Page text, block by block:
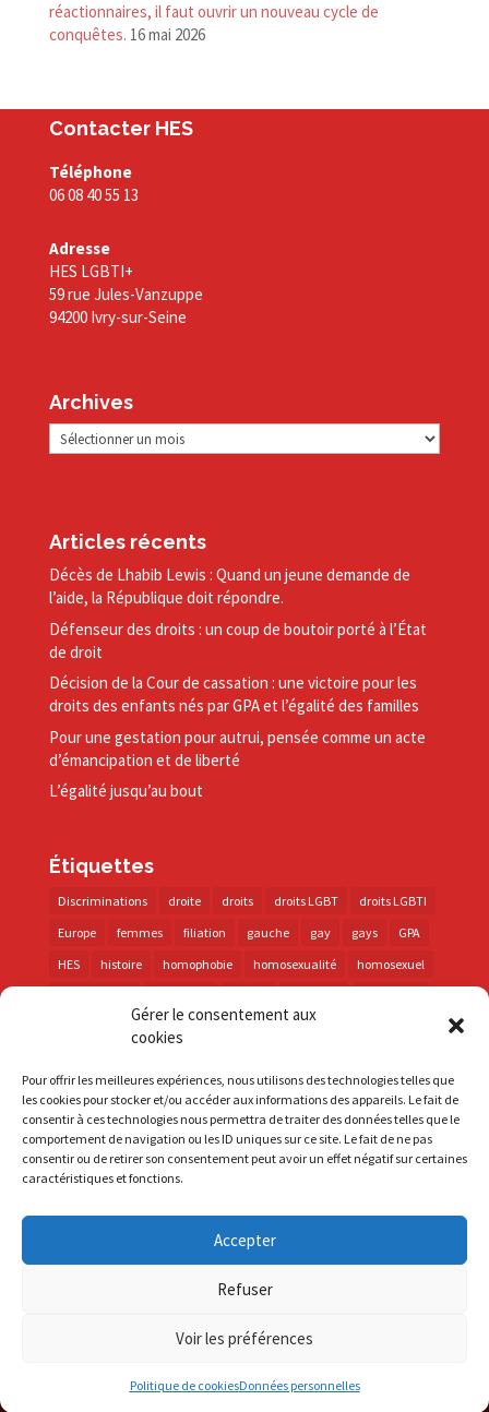
Gérer le consentement aux
cookies
Pour offrir les meilleures expériences, nous utilisons des technologies telles que
les cookies pour stocker et/ou accéder aux informations des appareils. Le fait de
consentir à ces technologies nous permettra de traiter des données telles que le
comportement de navigation ou les ID uniques sur ce site. Le fait de ne pas
consentir ou de retirer son consentement peut avoir un effet négatif sur certaines
caractéristiques et fonctions.
Accepter
Refuser
Voir les préférences
Politique de cookiesDonnées personnelles
réactionnaires, il faut ouvrir un nouveau cycle de
conquêtes. 16 mai 2026
Contacter HES
Téléphone
06 08 40 55 13
Adresse
HES LGBTI+
59 rue Jules-Vanzuppe
94200 Ivry-sur-Seine
Archives
Archives
Articles récents
Décès de Lhabib Lewis : Quand un jeune demande de
l’aide, la République doit répondre.
Défenseur des droits : un coup de boutoir porté à l’État
de droit
Décision de la Cour de cassation : une victoire pour les
droits des enfants nés par GPA et l’égalité des familles
Pour une gestation pour autrui, pensée comme un acte
d’émancipation et de liberté
L’égalité jusqu’au bout
Étiquettes
Discriminations droite droits droits LGBT
droits LGBTI
Europe
femmes filiation gauche gay gays
GPA
HES
histoire homophobie homosexualité
homosexuel
lutte contre les discriminations
PMA police
prévention
santé
sida trans transphobie UE
Union européenne
vih
violences visibilité élections
S'inscrire à la Newsletter